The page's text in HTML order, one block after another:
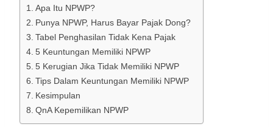
Apa Itu NPWP?
Punya NPWP, Harus Bayar Pajak Dong?
Tabel Penghasilan Tidak Kena Pajak
5 Keuntungan Memiliki NPWP
5 Kerugian Jika Tidak Memiliki NPWP
Tips Dalam Keuntungan Memiliki NPWP
Kesimpulan
QnA Kepemilikan NPWP